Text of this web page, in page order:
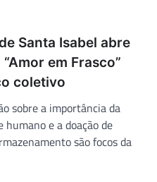
Santa Isabel abre
em Frasco”
coletivo
sobre a importância da
humano e a doação de
são focos da